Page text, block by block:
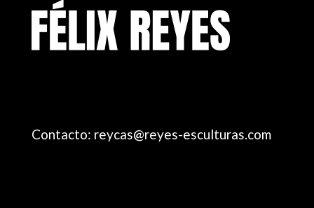
Contacto: reycas@reyes-esculturas.com